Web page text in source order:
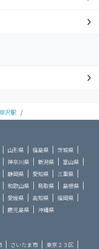
沢駅 /
山形県 福島県
茨城県
神奈川県 新潟県
富山県
静岡県 愛知県
三重県
和歌山県 鳥取県
島根県
愛媛県 高知県
福岡県
鹿児島県 沖縄県
さいたま市 東京２３区